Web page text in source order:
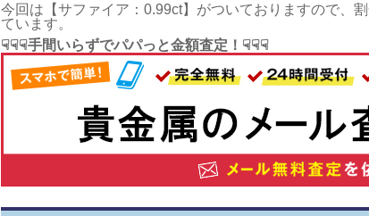
今回は【サファイア：0.99ct】がついておりますので、
ています。
☟☟☟手間いらずでパパっと金額査定！☟☟☟